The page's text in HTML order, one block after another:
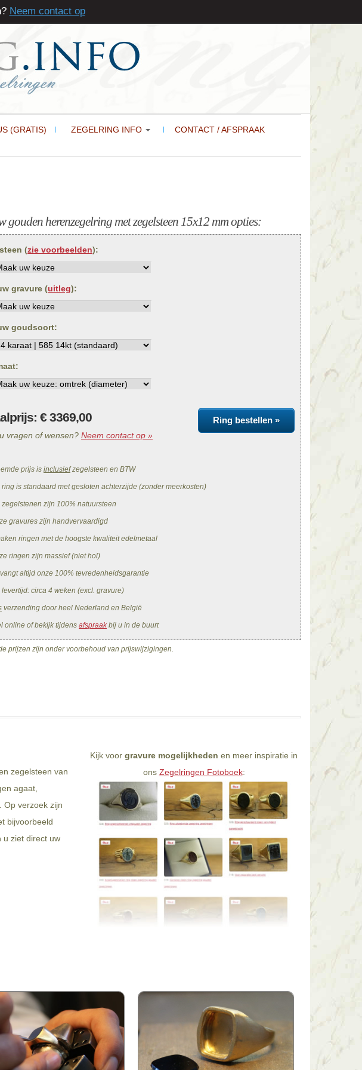
(GRATIS) ZEGELRING INFO CONTACT / AFSPRAAK
gouden herenzegelring met zegelsteen 15x12 mm opties:
(zie voorbeelden):
gravure (uitleg):
goudsoort:
Ring bestellen »
€3369,00
vragen of wensen? Neem contact op »
prijs is inclusiefzegelsteen en BTW
ring is standaard met gesloten achterzijde (zonder meerkosten)
zegelstenen zijn 100% natuursteen
gravures zijn handvervaardigd
ringen met de hoogste kwaliteit edelmetaal
ringen zijn massief (niet hol)
altijd onze 100% tevredenheidsgarantie
levertijd: circa 4 weken (excl. gravure)
verzending door heel Nederland en België
online of bekijk tijdens afspraakbij u in de buurt
prijzen zijn onder voorbehoud van prijswijzigingen.
zegelsteen van
agaat,
Op verzoek zijn
bijvoorbeeld
u ziet direct uw
Kijk voor gravure mogelijkheden en meer inspiratie in
ons Zegelringen Fotoboek:
Neem contact op